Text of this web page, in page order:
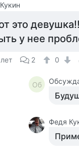
это
у нее
2 0
Об
Федя